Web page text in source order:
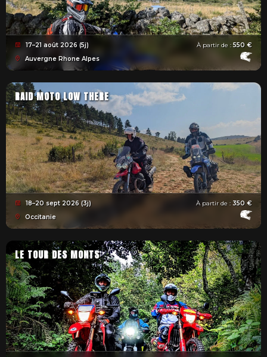
17–21 août 2026 (5j)
Auvergne Rhone Alpes
À partir de : 550 €
RAID MOTO LOW THERE
18–20 sept 2026 (3j)
Occitanie
À partir de : 350 €
LE TOUR DES MONTS